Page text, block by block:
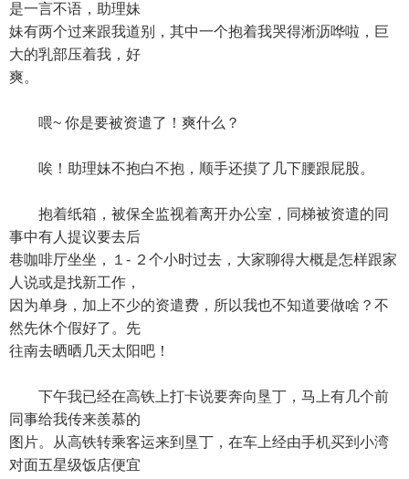
是一言不语，助理妹
妹有两个过来跟我道别，其中一个抱着我哭得淅沥哗啦，巨
大的乳部压着我，好
爽。
喂~ 你是要被资遣了！爽什么？
唉！助理妹不抱白不抱，顺手还摸了几下腰跟屁股。
抱着纸箱，被保全监视着离开办公室，同梯被资遣的同
事中有人提议要去后
巷咖啡厅坐坐，１- ２个小时过去，大家聊得大概是怎样跟家
人说或是找新工作，
因为单身，加上不少的资遣费，所以我也不知道要做啥？不
然先休个假好了。先
往南去晒晒几天太阳吧！
下午我已经在高铁上打卡说要奔向垦丁，马上有几个前
同事给我传来羨慕的
图片。从高铁转乘客运来到垦丁，在车上经由手机买到小湾
对面五星级饭店便宜